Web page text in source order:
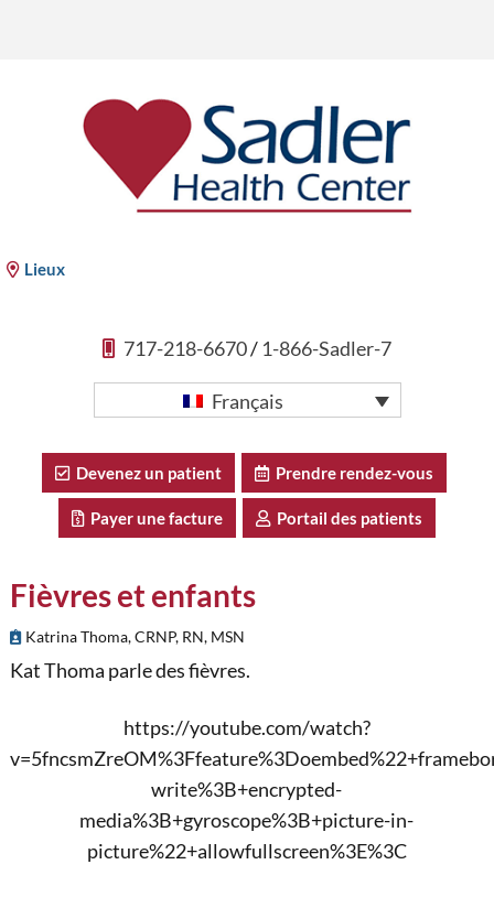
Lieux
717-218-6670/ 1-866-Sadler-7
Français
Devenez un patient Prendre rendez-vous
Payer une facture Portail des patients
Fièvres et enfants
Katrina Thoma, CRNP, RN, MSN
Kat Thoma parle des fièvres.
https://youtube.com/watch?
write%3B+encrypted-
media%3B+gyroscope%3B+picture-in-
picture%22+allowfullscreen%3E%3C